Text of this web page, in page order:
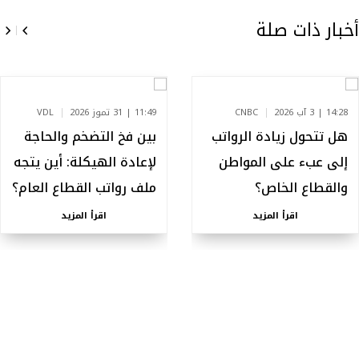
أخبار ذات صلة
14:28 | 3 آب 2026 CNBC
هل تتحول زيادة الرواتب
إلى عبء على المواطن
والقطاع الخاص؟
اقرأ المزيد
11:49 | 31 تموز 2026 VDL
بين فخ التضخم والحاجة
لإعادة الهيكلة: أين يتجه
ملف رواتب القطاع العام؟
اقرأ المزيد